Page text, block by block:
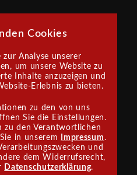
Cookies
Analyse unserer
um unsere Website zu
Inhalte anzuzeigen und
Erlebnis zu bieten.
zu den von uns
Sie die Einstellungen.
zu den Verantwortlichen
in unserem
Impressum.
und
dem Widerrufsrecht,
Datenschutzerklärung.